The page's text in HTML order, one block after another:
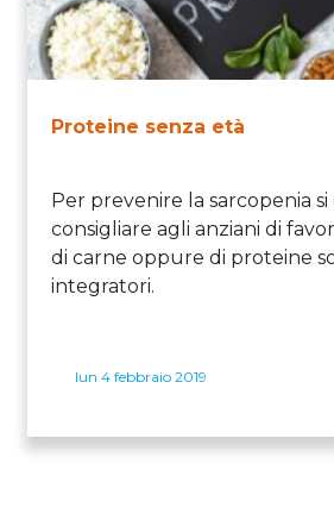
Proteine senza età
Per prevenire la sarcopenia
consigliare agli anziani di
di carne oppure di proteine
integratori.
lun 4 febbraio 2019